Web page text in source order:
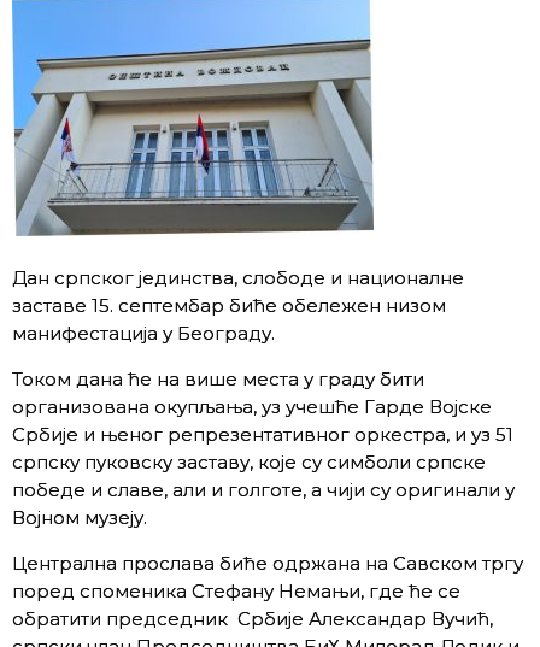
Дан српског јединства, слободе и националне
заставе 15. септембар биће обележен низом
манифестација у Београду.
Током дана ће на више места у граду бити
организована окупљања, уз учешће Гарде Војске
Србије и њеног репрезентативног оркестра, и уз 51
српску пуковску заставу, које су симболи српске
победе и славе, али и голготе, а чији су оригинали у
Војном музеју.
Централна прослава биће одржана на Савском тргу
поред споменика Стефану Немањи, где ће се
обратити председник Србије Александар Вучић,